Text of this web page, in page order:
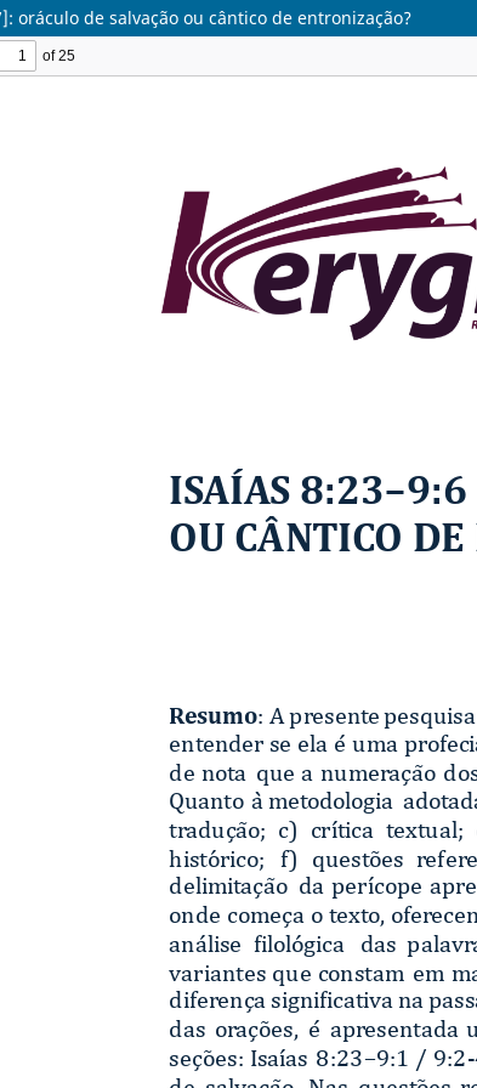
oráculo de salvação ou cântico de entronização?